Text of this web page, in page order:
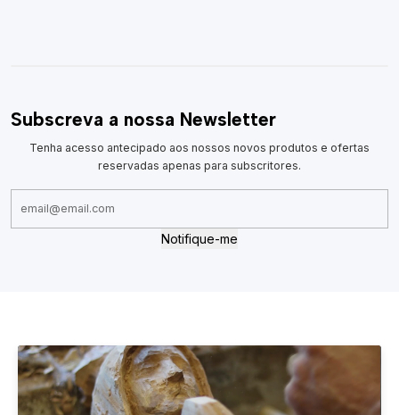
Subscreva a nossa Newsletter
Tenha acesso antecipado aos nossos novos produtos e ofertas
reservadas apenas para subscritores.
Notifique-me